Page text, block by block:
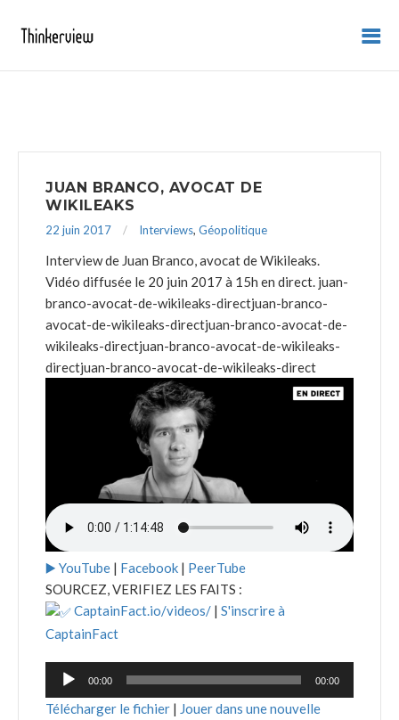
JUAN BRANCO, AVOCAT DE
WIKILEAKS
22 juin 2017 Interviews, Géopolitique
Interview de Juan Branco, avocat de Wikileaks.
Vidéo diffusée le 20 juin 2017 à 15h en direct. juan-
branco-avocat-de-wikileaks-directjuan-branco-
avocat-de-wikileaks-directjuan-branco-avocat-de-
wikileaks-directjuan-branco-avocat-de-wikileaks-
directjuan-branco-avocat-de-wikileaks-direct
▶️ YouTube | Facebook | PeerTube
SOURCEZ, VERIFIEZ LES FAITS :
CaptainFact.io/videos/ | S'inscrire à
CaptainFact
Lecteur
00:00 00:00
Télécharger le fichier | Jouer dans une nouvelle